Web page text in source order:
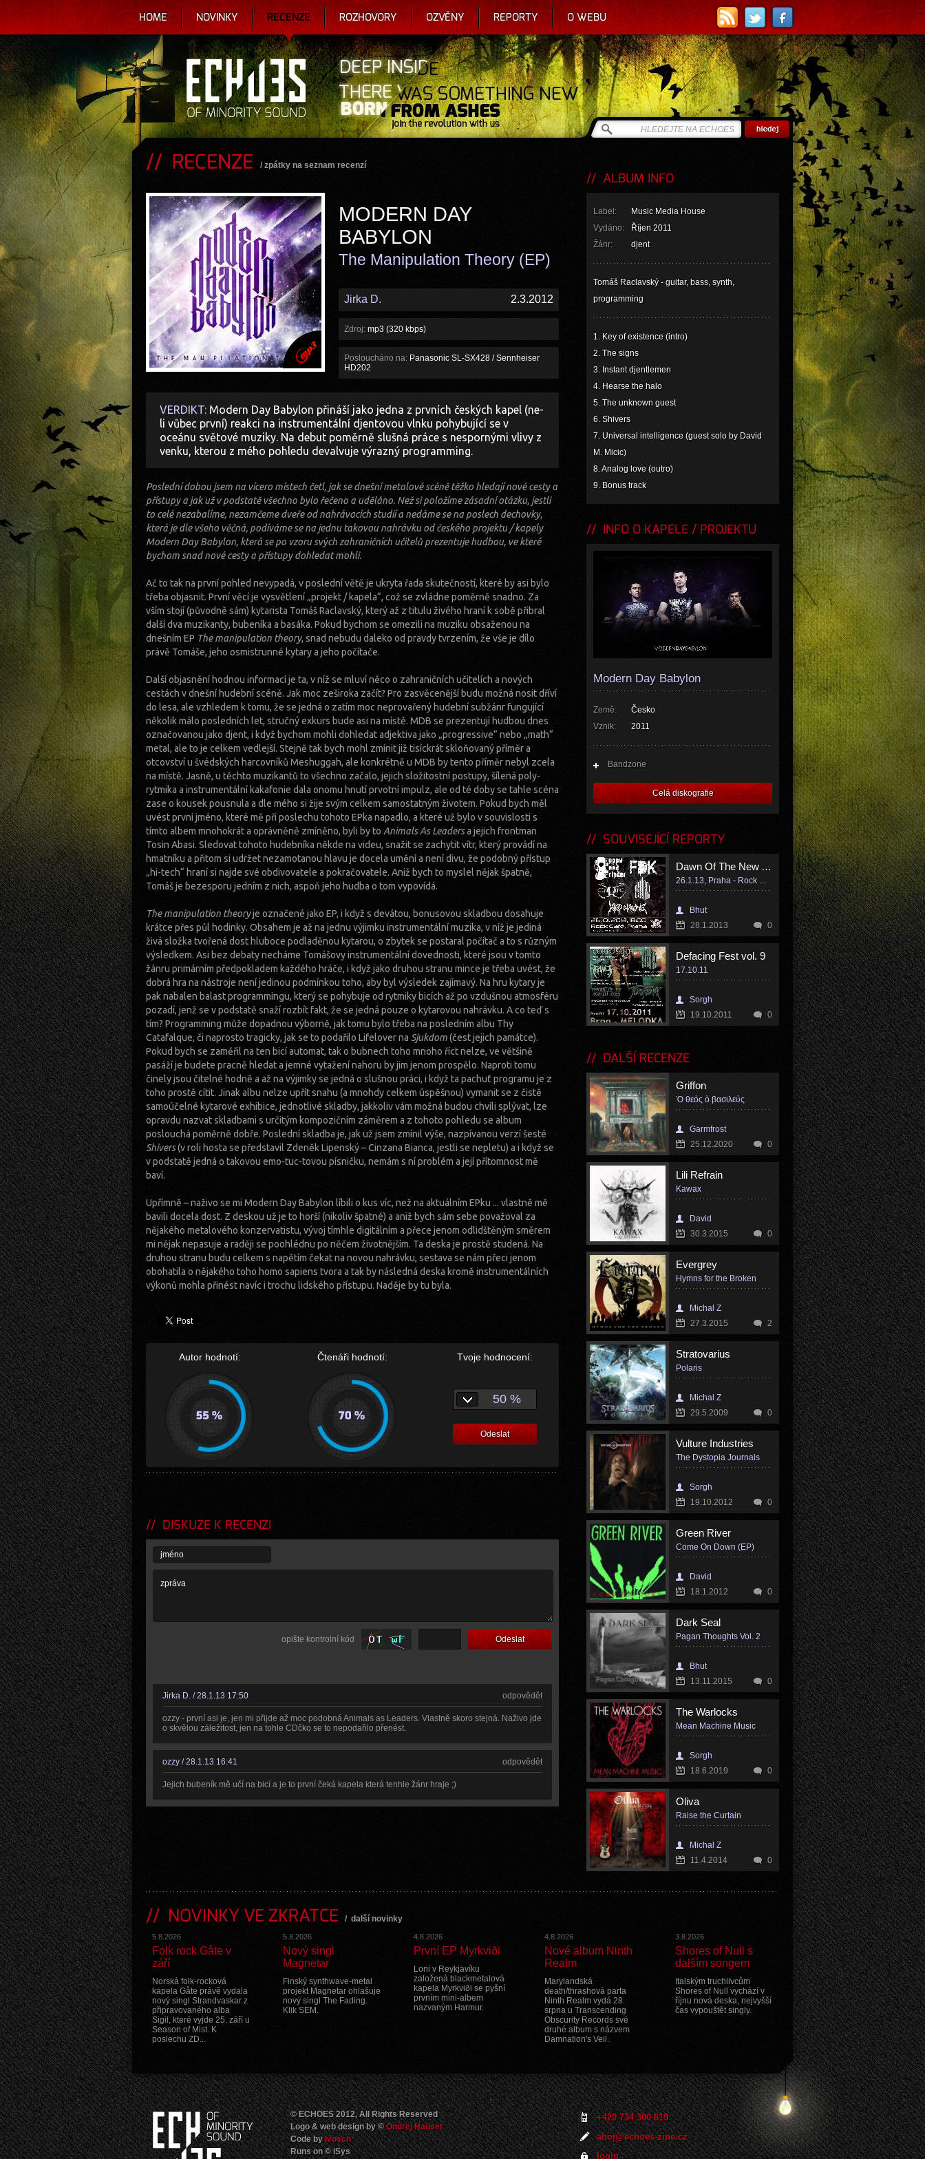
HOME NOVINKY RECENZE ROZHOVORY OZVĚNY REPORTY O WEBU
RECENZE / zpátky na seznam recenzí
MODERN DAY
BABYLON
The Manipulation Theory (EP)
Jirka D. 2.3.2012
Zdroj: mp3 (320 kbps)
Posloucháno na: Panasonic SL-SX428 / Sennheiser
HD202
VERDIKT: Modern Day Babylon přináší jako jedna z prvních českých kapel (ne-
li vůbec první) reakci na instrumentální djentovou vlnku pohybující se v
oceánu světové muziky. Na debut poměrně slušná práce s nespornými vlivy z
venku, kterou z mého pohledu devalvuje výrazný programming.
Poslední dobou jsem na vícero místech četl, jak se dnešní metalové scéně těžko hledají nové cesty a
přístupy a jak už v podstatě všechno bylo řečeno a uděláno. Než si položíme zásadní otázku, jestli
to celé nezabalíme, nezamčeme dveře od nahrávacích studií a nedáme se na poslech dechovky,
která je dle všeho věčná, podíváme se na jednu takovou nahrávku od českého projektu / kapely
Modern Day Babylon, která se po vzoru svých zahraničních učitelů prezentuje hudbou, ve které
bychom snad nové cesty a přístupy dohledat mohli.
Ač to tak na první pohled nevypadá, v poslední větě je ukryta řada skutečností, které by asi bylo
třeba objasnit. První věcí je vysvětlení „projekt / kapela“, což se zvládne poměrně snadno. Za
vším stojí (původně sám) kytarista Tomáš Raclavský, který až z titulu živého hraní k sobě přibral
další dva muzikanty, bubeníka a basáka. Pokud bychom se omezili na muziku obsaženou na
dnešním EP The manipulation theory, snad nebudu daleko od pravdy tvrzením, že vše je dílo
právě Tomáše, jeho osmistrunné kytary a jeho počítače.
Další objasnění hodnou informací je ta, v níž se mluví něco o zahraničních učitelích a nových
cestách v dnešní hudební scéně. Jak moc zeširoka začít? Pro zasvěcenější budu možná nosit dříví
do lesa, ale vzhledem k tomu, že se jedná o zatím moc neprovařený hudební subžánr fungující
několik málo posledních let, stručný exkurs bude asi na místě. MDB se prezentují hudbou dnes
označovanou jako djent, i když bychom mohli dohledat adjektiva jako „progressive“ nebo „math“
metal, ale to je celkem vedlejší. Stejně tak bych mohl zmínit již tisíckrát skloňovaný příměr a
otcovství u švédských harcovníků Meshuggah, ale konkrétně u MDB by tento příměr nebyl zcela
na místě. Jasně, u těchto muzikantů to všechno začalo, jejich složitostní postupy, šílená poly-
rytmika a instrumentální kakafonie dala onomu hnutí prvotní impulz, ale od té doby se tahle scéna
zase o kousek pousnula a dle mého si žije svým celkem samostatným životem. Pokud bych měl
uvést první jméno, které mě při poslechu tohoto EPka napadlo, a které už bylo v souvislosti s
tímto albem mnohokrát a oprávněně zmíněno, byli by to Animals As Leadersa jejich frontman
Tosin Abasi. Sledovat tohoto hudebníka někde na videu, snažit se zachytit vítr, který provádí na
hmatníku a přitom si udržet nezamotanou hlavu je docela umění a není divu, že podobný přístup
„hi-tech“ hraní si najde své obdivovatele a pokračovatele. Aniž bych to myslel nějak špatně,
Tomáš je bezesporu jedním z nich, aspoň jeho hudba o tom vypovídá.
The manipulation theoryje označené jako EP, i když s devátou, bonusovou skladbou dosahuje
krátce přes půl hodinky. Obsahem je až na jednu výjimku instrumentální muzika, v níž je jediná
živá složka tvořená dost hluboce podladěnou kytarou, o zbytek se postaral počítač a to s různým
výsledkem. Asi bez debaty necháme Tomášovy instrumentální dovednosti, které jsou v tomto
žánru primárním předpokladem každého hráče, i když jako druhou stranu mince je třeba uvést, že
dobrá hra na nástroje není jedinou podmínkou toho, aby byl výsledek zajímavý. Na hru kytary je
pak nabalen balast programmingu, který se pohybuje od rytmiky bicích až po vzdušnou atmosféru
pozadí, jenž se v podstatě snaží rozbít fakt, že se jedná pouze o kytarovou nahrávku. A co teď s
tím? Programming může dopadnou výborně, jak tomu bylo třeba na posledním albu Thy
Catafalque, či naprosto tragicky, jak se to podařilo Lifelover na Sjukdom(čest jejich památce).
Pokud bych se zaměřil na ten bicí automat, tak o bubnech toho mnoho říct nelze, ve většině
pasáží je budete pracně hledat a jemné vytažení nahoru by jim jenom prospělo. Naproti tomu
činely jsou čitelné hodně a až na výjimky se jedná o slušnou práci, i když ta pachuť programu je z
toho prostě cítit. Jinak albu nelze upřít snahu (a mnohdy celkem úspěšnou) vymanit se z čistě
samoúčelné kytarové exhibice, jednotlivé skladby, jakkoliv vám možná budou chvíli splývat, lze
opravdu nazvat skladbami s určitým kompozičním záměrem a z tohoto pohledu se album
poslouchá poměrně dobře. Poslední skladba je, jak už jsem zmínil výše, nazpívanou verzí šesté
Shivers(v roli hosta se představil Zdeněk Lipenský – Cinzana Bianca, jestli se nepletu) a i když se
v podstatě jedná o takovou emo-tuc-tovou písničku, nemám s ní problém a její přítomnost mě
baví.
Upřímně – naživo se mi Modern Day Babylon líbili o kus víc, než na aktuálním EPku ... vlastně mě
bavili docela dost. Z deskou už je to horší (nikoliv špatné) a aniž bych sám sebe považoval za
nějakého metalového konzervatistu, vývoj tímhle digitálním a přece jenom odlidštěným směrem
mi nějak nepasuje a raději se poohlédnu po něčem životnějším. Ta deska je prostě studená. Na
druhou stranu budu celkem s napětím čekat na novou nahrávku, sestava se nám přeci jenom
obohatila o nějakého toho homo sapiens tvora a tak by následná deska kromě instrumentálních
výkonů mohla přinést navíc i trochu lidského přístupu. Naděje by tu byla.
Autor hodnotí: Čtenáři hodnotí: Tvoje hodnocení:
50 %
Odeslat
DISKUZE K RECENZI
opište kontrolní kód
Jirka D. / 28.1.13 17:50 odpovědět
ozzy - první asi je, jen mi přijde až moc podobná Animals as Leaders. Vlastně skoro stejná. Naživo jde
o skvělou záležitost, jen na tohle CDčko se to nepodařilo přenést.
ozzy / 28.1.13 16:41 odpovědět
Jejich bubeník mě učí na bicí a je to první čeká kapela která tenhle žánr hraje ;)
ALBUM INFO
Label:
Music Media House
Vydáno:
Říjen 2011
Žánr:
djent
Tomáš Raclavský - guitar, bass, synth,
programming
1. Key of existence (intro)
2. The signs
3. Instant djentlemen
4. Hearse the halo
5. The unknown guest
6. Shivers
7. Universal intelligence (guest solo by David
M. Micic)
8. Analog love (outro)
9. Bonus track
INFO O KAPELE / PROJEKTU
Modern Day Babylon
Země:
Česko
Vznik:
2011
Bandzone
Celá diskografie
SOUVISEJÍCÍ REPORTY
Dawn Of The New Age IV.
26.1.13, Praha - Rock Café
Bhut
28.1.2013
0
Defacing Fest vol. 9
17.10.11
Sorgh
19.10.2011
0
DALŠÍ RECENZE
Griffon
Ὸ θεὀς ὸ βασιλεὐς
Garmfrost
25.12.2020
0
Lili Refrain
Kawax
David
30.3.2015
0
Evergrey
Hymns for the Broken
Michal Z
27.3.2015
2
Stratovarius
Polaris
Michal Z
29.5.2009
0
Vulture Industries
The Dystopia Journals
Sorgh
19.10.2012
0
Green River
Come On Down (EP)
David
18.1.2012
0
Dark Seal
Pagan Thoughts Vol. 2
Bhut
13.11.2015
0
The Warlocks
Mean Machine Music
Sorgh
18.6.2019
0
Oliva
Raise the Curtain
Michal Z
11.4.2014
0
NOVINKY VE ZKRATCE / další novinky
5.8.2026
Folk rock Gåte v
září
Norská folk-rocková
kapela Gåte právě vydala
nový singl Strandvaskar z
připravovaného alba
Sigil, které vyjde 25. září u
Season of Mist. K
poslechu ZD...
5.8.2026
Nový singl
Magnetar
Finský synthwave-metal
projekt Magnetar ohlašuje
nový singl The Fading.
Klik SEM.
4.8.2026
První EP Myrkviði
Loni v Reykjavíku
založená blackmetalová
kapela Myrkviði se pyšní
prvním mini-albem
nazvaným Harmur.
4.8.2026
Nové album Ninth
Realm
Marylandská
death/thrashová parta
Ninth Realm vydá 28.
srpna u Transcending
Obscurity Records své
druhé album s názvem
Damnation's Veil.
3.8.2026
Shores of Null s
dalším songem
Italským truchlivcům
Shores of Null vychází v
říjnu nová deska, nejvyšší
čas vypouštět singly.
© ECHOES 2012, All Rights Reserved
Logo & web design by ©Ondrej Hauser
Code byIvosch
Runs on © iSys
+420 734 300 619
ahoj@echoes-zine.cz
login